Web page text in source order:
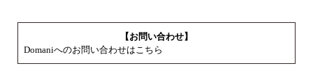
【お問い合わせ】
Domaniへのお問い合わせはこちら